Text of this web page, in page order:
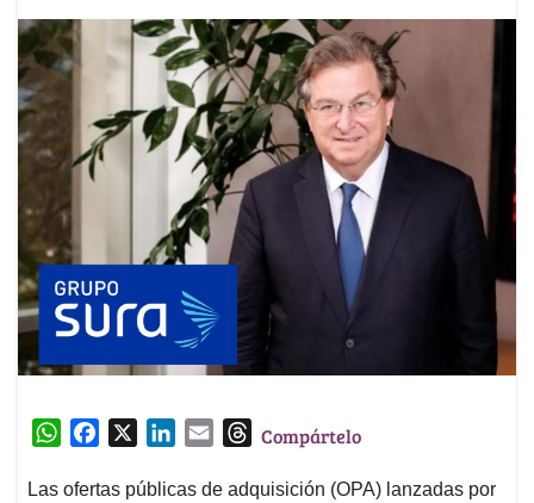
W
a
c
n
a
T
r
Compártelo
Las ofertas públicas de adquisición (OPA) lanzadas por